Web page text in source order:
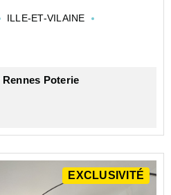
située en impasse, au
calme et résidentiel du ...
ILLE-ET-VILAINE
Poterie
EXCLUSIVITÉ